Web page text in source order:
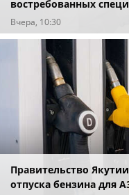
востребованных
Вчера, 10:30
Правительство
отпуска бензина для